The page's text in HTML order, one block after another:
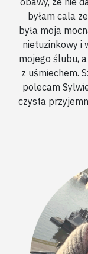
byłam cala
była moja
nietuzinkowy i
mojego ślubu,
z uśmiechem.
polecam
czysta